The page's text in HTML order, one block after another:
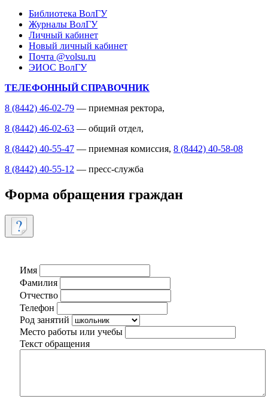
Библиотека ВолГУ
Журналы ВолГУ
Личный кабинет
Новый личный кабинет
Почта @volsu.ru
ЭИОС ВолГУ
ТЕЛЕФОННЫЙ СПРАВОЧНИК
8 (8442) 46-02-79 — приемная ректора,
8 (8442) 46-02-63 — общий отдел,
8 (8442) 40-55-47 — приемная комиссия, 8 (8442) 40-58-08
8 (8442) 40-55-12 — пресс-служба
Форма обращения граждан
Имя
Фамилия
Отчество
Телефон
Род занятий
Место работы или учебы
Текст обращения